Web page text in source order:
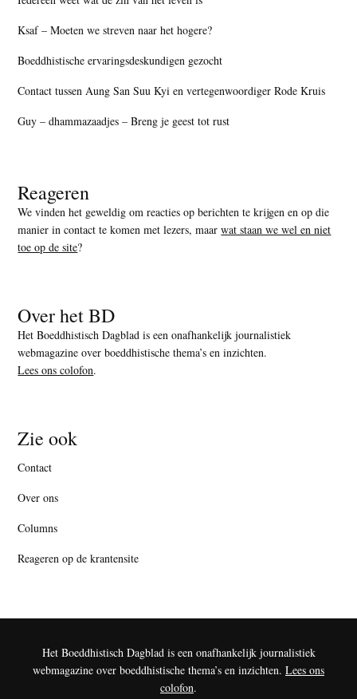
Ksaf – Moeten we streven naar het hogere?
Boeddhistische ervaringsdeskundigen gezocht
Contact tussen Aung San Suu Kyi en vertegenwoordiger Rode Kruis
Guy – dhammazaadjes – Breng je geest tot rust
Reageren
We vinden het geweldig om reacties op berichten te krijgen en op die
manier in contact te komen met lezers, maarwat staan we wel en niet
toe op de site?
Over het BD
Het Boeddhistisch Dagblad is een onafhankelijk journalistiek
webmagazine over boeddhistische thema’s en inzichten.
Lees ons colofon.
Zie ook
Contact
Over ons
Columns
Reageren op de krantensite
Het Boeddhistisch Dagblad is een onafhankelijk journalistiek
webmagazine over boeddhistische thema’s en inzichten. Lees ons
colofon.